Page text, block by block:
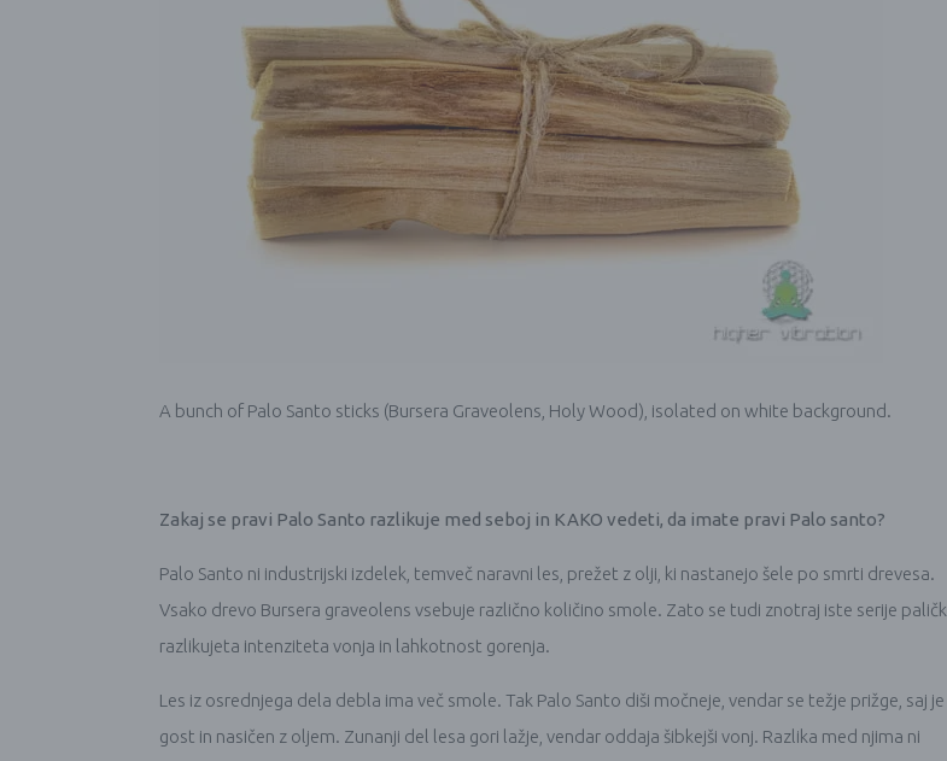
A bunch of Palo Santo sticks (Bursera Graveolens, Holy Wood), isolated on white background.
Zakaj se pravi Palo Santo razlikuje med seboj in KAKO vedeti, da imate pravi Palo santo?
Palo Santo ni industrijski izdelek, temveč naravni les, prežet z olji, ki nastanejo šele po smrti drevesa.
Vsako drevo Bursera graveolens vsebuje različno količino smole. Zato se tudi znotraj iste serije paličk
razlikujeta intenziteta vonja in lahkotnost gorenja.
Les iz osrednjega dela debla ima več smole. Tak Palo Santo diši močneje, vendar se težje prižge, saj je
gost in nasičen z oljem. Zunanji del lesa gori lažje, vendar oddaja šibkejši vonj. Razlika med njima ni